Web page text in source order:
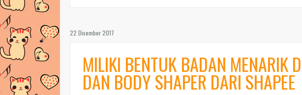
22 Disember 2017
MILIKI BENTUK BADAN MENARIK
DAN BODY SHAPER DARI SHAPEE